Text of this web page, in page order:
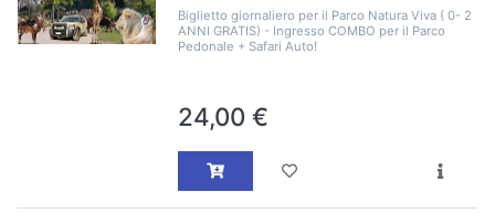
Biglietto giornaliero per il Parco Natura Viva ( 0- 2
ANNI GRATIS) - Ingresso COMBO per il Parco
Pedonale + Safari Auto!
24,00 €